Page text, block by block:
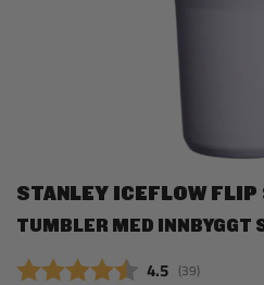
STANLEY ICEFLOW
TUMBLER MED INNBYGGT
Snittbetyg:
4.5 (röster:
39)